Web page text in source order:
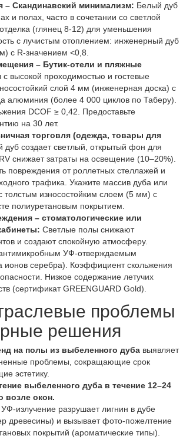
Скандинавский минимализм: Белый дуб
и полах, часто в сочетании со светлой
(глянец 8-12) для уменьшения
с лучистым отоплением: инженерный дуб
с R-значением <0,8.
– Бутик-отели и пляжные
высокой проходимостью и гостевые
слой 4 мм (инженерная доска) с
алюминия (более 4 000 циклов по Таберу).
DCOF ≥ 0,42. Предоставьте
на 30 лет.
торговля (одежда, товары для
дуб создает светлый, открытый фон для
снижает затраты на освещение (10–20%).
повреждения от роллетных стеллажей и
трафика. Укажите массив дуба или
толстым износостойким слоем (5 мм) с
полиуретановым покрытием.
– стоматологические или
Светлые полы снижают
и создают спокойную атмосферу.
УФ-отверждаемым
ионов серебра). Коэффициент скольжения
Низкое содержание летучих
(сертификат GREENGUARD Gold).
проблемы
решения
на полы из выбеленного дуба выявляет
проблемы, сокращающие срок
эстетику.
выбеленного дуба в течение 12–24
возле окон.
излучение разрушает лигнин в дубе
древесины) и вызывает фото-пожелтение
покрытий (ароматические типы).